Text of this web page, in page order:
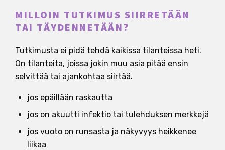
MILLOIN TUTKIMUS SIIRRETÄÄN
TAI TÄYDENNETÄÄN?
Tutkimusta ei pidä tehdä kaikissa tilanteissa heti.
On tilanteita, joissa jokin muu asia pitää ensin
selvittää tai ajankohtaa siirtää.
jos epäillään raskautta
jos on akuutti infektio tai tulehduksen merkkejä
jos vuoto on runsasta ja näkyvyys heikkenee
liikaa